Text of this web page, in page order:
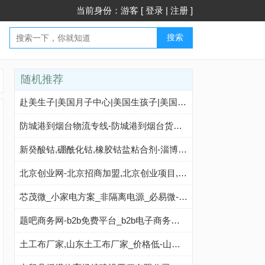
当前身份：游客 [ 登录 | 注册 ]
搜索
随机推荐
赴美生子|美国月子中心|美国生孩子|美国生子-【环球宝贝】专业美国月子中心-提供赴美生子服务-赴美生子官网
防城港到烟台物流专线-防城港到烟台货运专线-防城港至烟台物流公司-就发物流网
新癸酸钴,硼酰化钴,橡胶钴盐粘合剂-淄博海岳新材料
北京创业网-北京招商加盟,北京创业项目,北京加盟项目,北京创业加盟网站
芯茂微_小家电方案_非隔离电源_必易微-深圳市三佛科技有限公司
题吧商务网-b2b免费平台_b2b电子商务网站_B2B免费商务平台
土工布厂家,山东土工布厂家_价格低-山东莱芜「中德利」